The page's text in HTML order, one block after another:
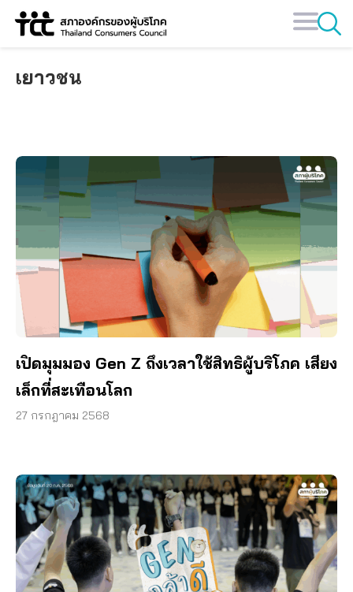
Skip
เยาวชน
เปิดมุมมอง Gen Z ถึงเวลาใช้สิทธิผู้บริโภค เสียง
เล็กที่สะเทือนโลก
27 กรกฎาคม 2568